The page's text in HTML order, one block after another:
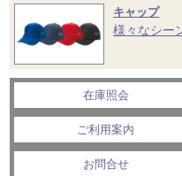
キャップ
様々なシー
在庫照会
ご利用案内
お問合せ